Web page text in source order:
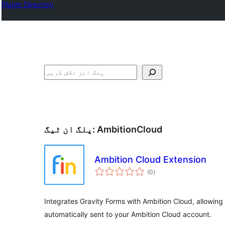
Plugin Directory
تلاش
پلگ ان ٹیگ: AmbitionCloud
Ambition Cloud Extension
(0مجموعی
درجہ
)
Integrates Gravity Forms with Ambition Cloud,
automatically sent to your Ambition Cloud account.